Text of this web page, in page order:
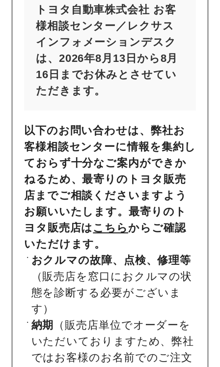
トヨタ自動車株式会社 お客
様相談センター／レクサス
インフォメーションデスク
は、2026年8月13日から8月
16日までお休みとさせてい
ただきます。
以下のお問い合わせは、弊社お
客様相談センターに情報を集約し
ておらず十分なご案内ができか
ねるため、最寄りのトヨタ販売
店までご相談くださいますよう
お願いいたします。最寄りのト
ヨタ販売店はこちら からご確認
いただけます。
おクルマの故障、点検、修理等
（販売店を窓口におクルマの状
態を診断する必要がございま
す）
納期
（販売店単位でオーダーを
いただいておりますため、弊社
ではお客様のお名前でのご注文